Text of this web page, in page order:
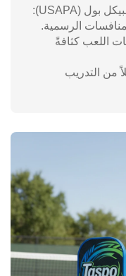
معتمد من الاتحاد الأمريكي لرياضة البيكل بول (USAPA):
الرسمية.
اللعب كثافةً
من التدريب